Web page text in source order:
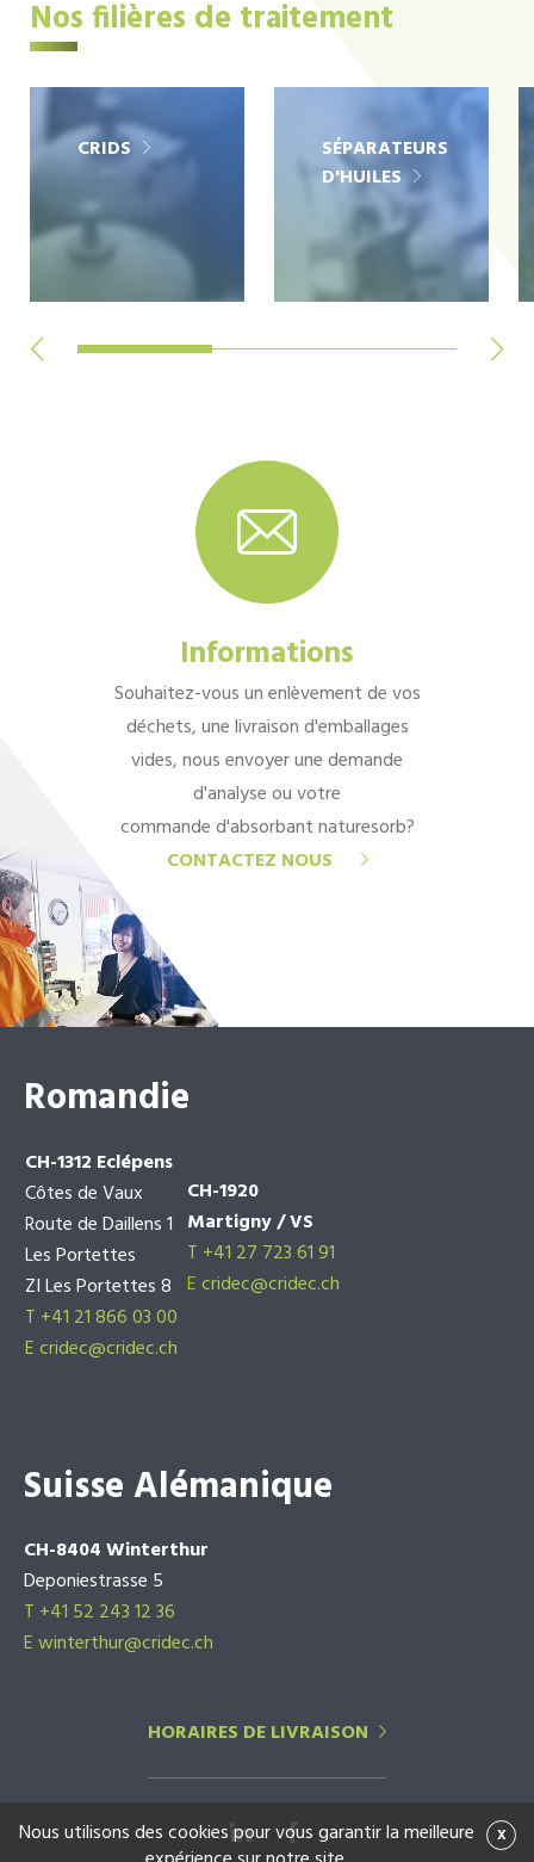
Nos filières de traitement
CRIDS
SÉPARATEURS
D'HUILES
Informations
Souhaitez-vous un enlèvement de vos
déchets, une livraison d'emballages
vides, nous envoyer une demande
d'analyse ou votre
commande d'absorbant naturesorb?
CONTACTEZ NOUS
Romandie
CH-1312 Eclépens
Côtes de Vaux
Route de Daillens 1
Les Portettes
ZI Les Portettes 8
T +41 21 866 03 00
Ecridec@cridec.ch
CH-1920
Martigny / VS
T +41 27 723 61 91
Ecridec@cridec.ch
Suisse Alémanique
CH-8404 Winterthur
Deponiestrasse 5
T +41 52 243 12 36
E winterthur@cridec.ch
HORAIRES DE LIVRAISON
x
Nous utilisons des cookies pour vous garantir la meilleure